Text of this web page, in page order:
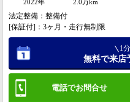
2022年
2.0万km
法定整備：整備付
[保証付]：3ヶ月・走行無制限
電話でお問合せ
1
無料で来店